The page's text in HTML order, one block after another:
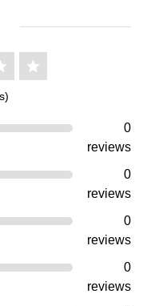
0
reviews
0
reviews
0
reviews
0
reviews